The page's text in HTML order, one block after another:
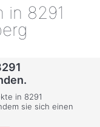
in 8291
in 8291
sie sich einen